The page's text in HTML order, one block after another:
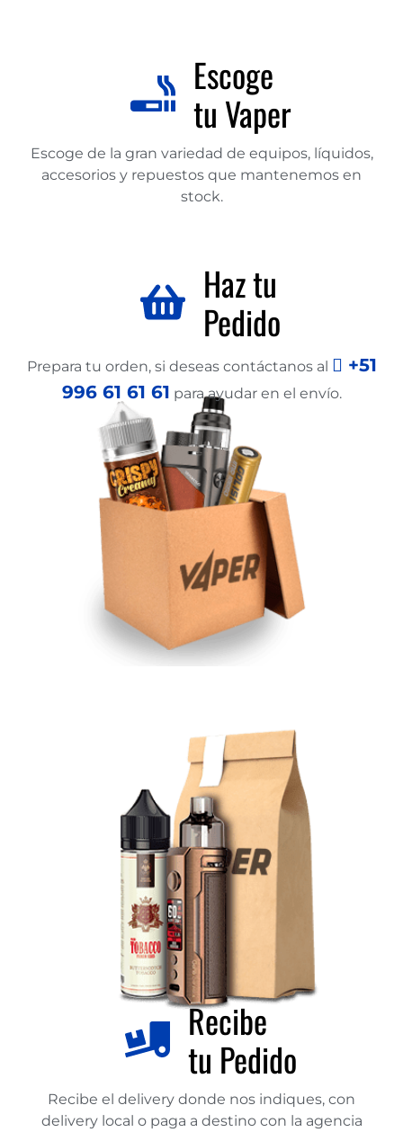
Escoge
tu Vaper
Escoge de la gran variedad de equipos, líquidos,
accesorios y repuestos que mantenemos en
stock.
Haz tu
Pedido
Prepara tu orden, si deseas contáctanos al
+51
996 61 61 61 para ayudar en el envío.
Recibe
tu Pedido
Recibe el delivery donde nos indiques, con
delivery local o paga a destino con la agencia